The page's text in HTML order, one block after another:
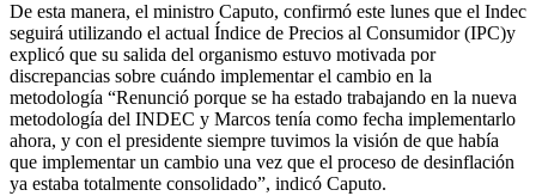
De esta manera, el ministro Caputo, confirmó este lunes que el Indec
seguirá utilizando el actual Índice de Precios al Consumidor (IPC)y
explicó que su salida del organismo estuvo motivada por
discrepancias sobre cuándo implementar el cambio en la
metodología “Renunció porque se ha estado trabajando en la nueva
metodología del INDEC y Marcos tenía como fecha implementarlo
ahora, y con el presidente siempre tuvimos la visión de que había
que implementar un cambio una vez que el proceso de desinflación
ya estaba totalmente consolidado”, indicó Caputo.